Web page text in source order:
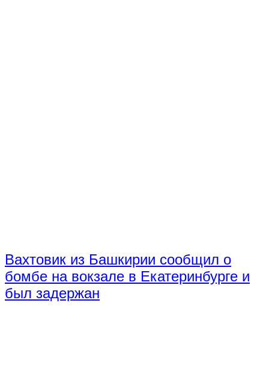
Вахтовик из Башкирии сообщил о
бомбе на вокзале в Екатеринбурге и
был задержан